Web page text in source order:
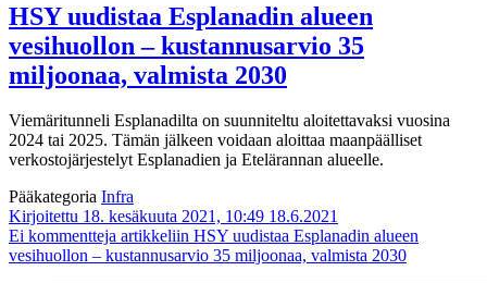
HSY uudistaa Esplanadin alueen
vesihuollon – kustannusarvio 35
miljoonaa, valmista 2030
Viemäritunneli Esplanadilta on suunniteltu aloitettavaksi vuosina
2024 tai 2025. Tämän jälkeen voidaan aloittaa maanpäälliset
verkostojärjestelyt Esplanadien ja Etelärannan alueelle.
Pääkategoria Infra
Kirjoitettu 18. kesäkuuta 2021, 10:49 18.6.2021
Ei kommentteja artikkeliin HSY uudistaa Esplanadin alueen
vesihuollon – kustannusarvio 35 miljoonaa, valmista 2030